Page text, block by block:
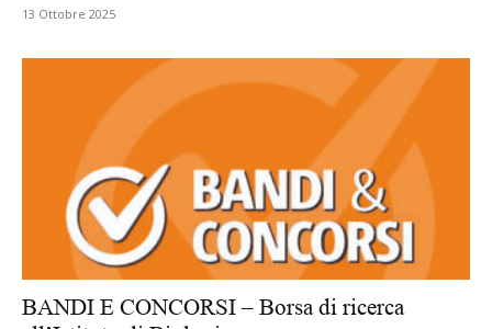
13 Ottobre 2025
BANDI E CONCORSI – Borsa di ricerca